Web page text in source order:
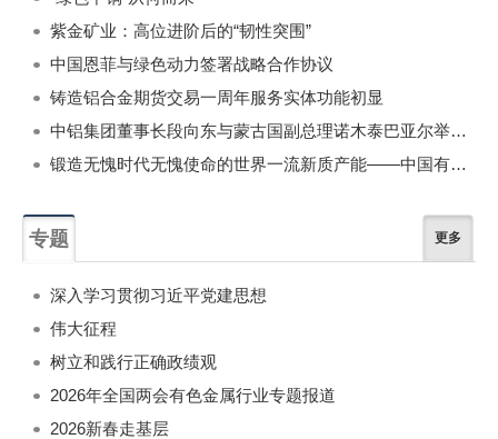
紫金矿业：高位进阶后的“韧性突围”
中国恩菲与绿色动力签署战略合作协议
铸造铝合金期货交易一周年服务实体功能初显
中铝集团董事长段向东与蒙古国副总理诺木泰巴亚尔举行会谈
锻造无愧时代无愧使命的世界一流新质产能——中国有色金属工业的战略应对与破局之道（二）
专题 更多
深入学习贯彻习近平党建思想
伟大征程
树立和践行正确政绩观
2026年全国两会有色金属行业专题报道
2026新春走基层